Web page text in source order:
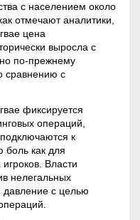
с населением около
отмечают аналитики,
цена
выросла с
по-прежнему
сравнению с
фиксируется
операций,
к
боль как для
Власти
нелегальных
давление с целью